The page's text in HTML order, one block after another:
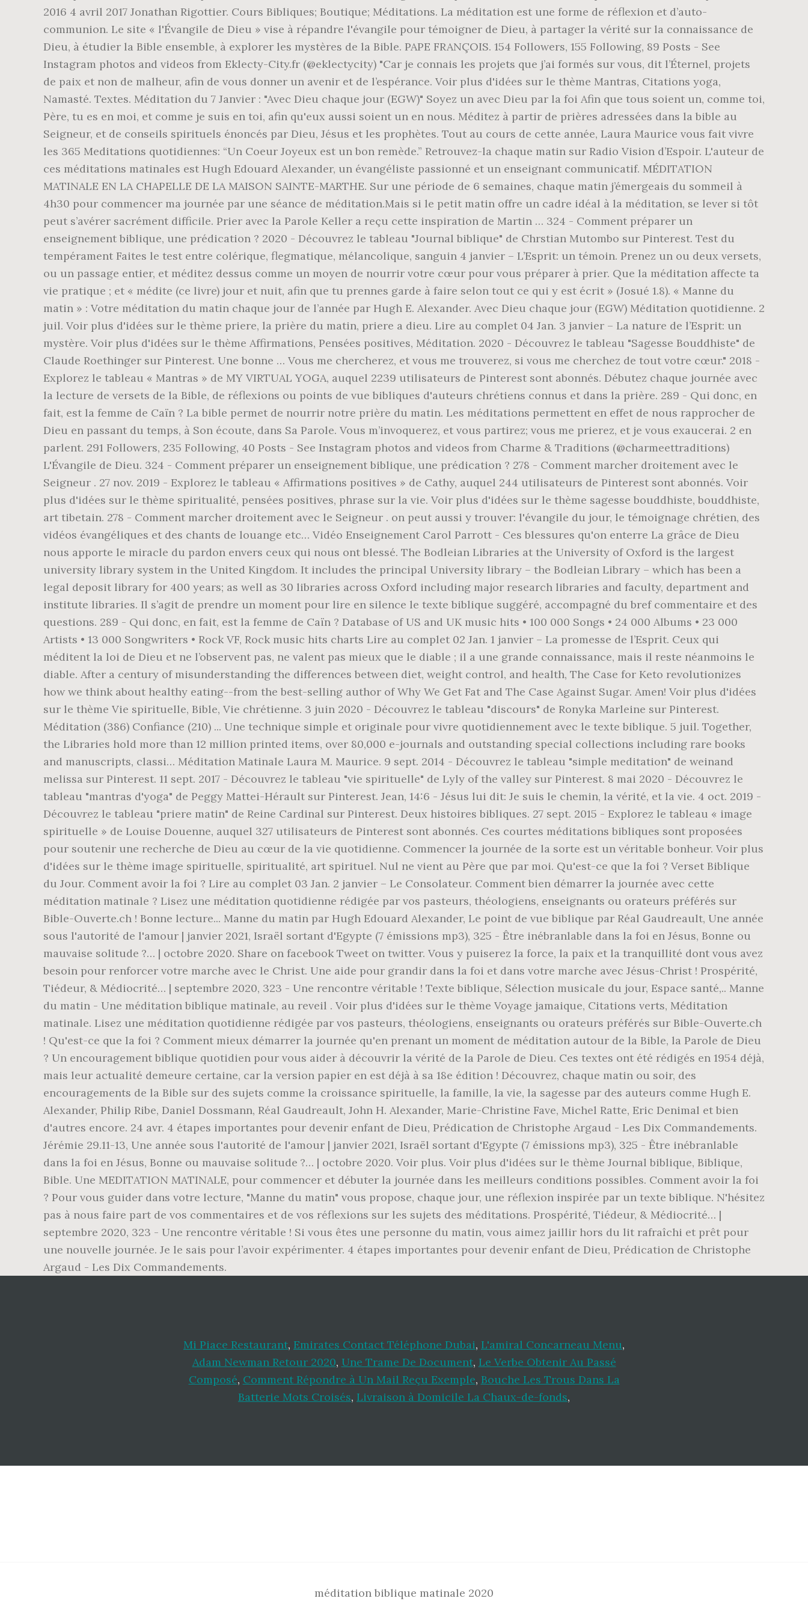
Mi Piace Restaurant, Emirates Contact Téléphone Dubai, L'amiral Concarneau Menu,
Adam Newman Retour 2020, Une Trame De Document, Le Verbe Obtenir Au Passé
Composé, Comment Répondre à Un Mail Reçu Exemple, Bouche Les Trous Dans La
Batterie Mots Croisés, Livraison à Domicile La Chaux-de-fonds,
méditation biblique matinale 2020